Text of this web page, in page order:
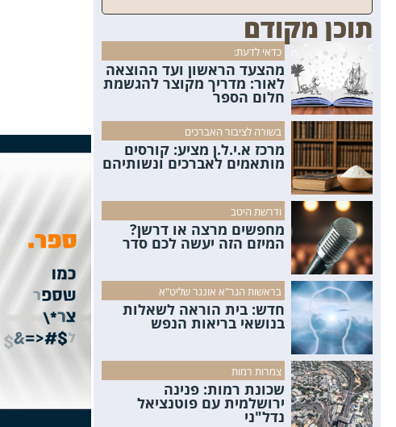
תוכן מקודם
כדאי לדעת:
מהצעד הראשון ועד ההוצאה
לאור: מדריך מקוצר להגשמת
חלום הספר
בשורה לציבור האברכים
מרכז א.י.ל.ן מציע: קורסים
מותאמים לאברכים ונשותיהם
ודרשת היטב
מחפשים מרצה או דרשן?
המיזם הזה יעשה לכם סדר
בראשות הגר"א אונגר שליט"א
חדש: בית הוראה לשאלות
בנושאי בריאות הנפש
צמרות רמות
שכונת רמות: פנינה
ירושלמית עם פוטנציאל
נדל"ני